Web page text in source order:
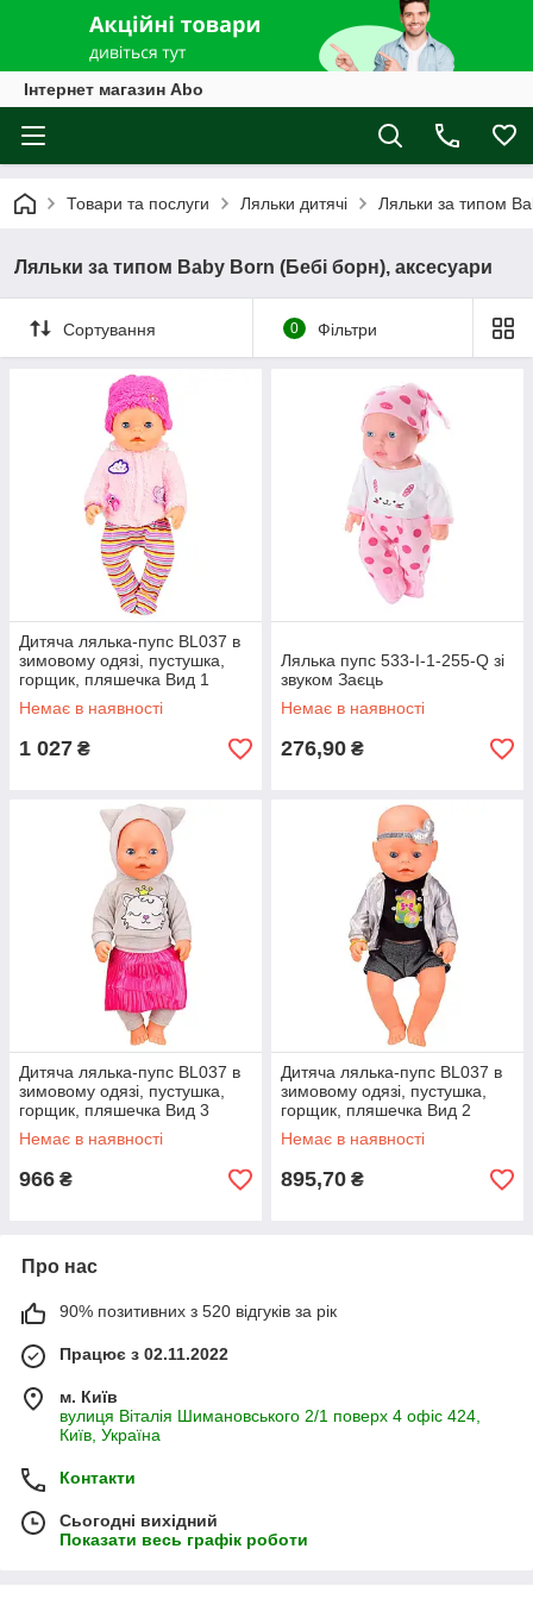
Інтернет магазин Abo
Товари та послуги Ляльки дитячі Ляльки за типом
Ляльки за типом Baby Born (Бебі борн), аксесуари
Сортування 0 Фільтри
Дитяча лялька-пупс BL037 в
зимовому одязі, пустушка,
горщик, пляшечка Вид 1
Немає в наявності
1 027 ₴
Лялька пупс 533-I-1-255-Q зі
звуком Заєць
Немає в наявності
276,90 ₴
Дитяча лялька-пупс BL037 в
зимовому одязі, пустушка,
горщик, пляшечка Вид 3
Немає в наявності
966 ₴
Дитяча лялька-пупс BL037 в
зимовому одязі, пустушка,
горщик, пляшечка Вид 2
Немає в наявності
895,70 ₴
Про нас
90% позитивних з 520 відгуків за рік
Працює з 02.11.2022
м. Київ
вулиця Віталія Шимановського 2/1 поверх 4 офіс 424,
Київ, Україна
Контакти
Сьогодні вихідний
Показати весь графік роботи